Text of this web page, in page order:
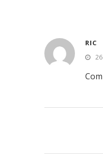
RIC